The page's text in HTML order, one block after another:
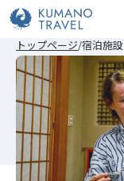
トップページ 宿泊施設